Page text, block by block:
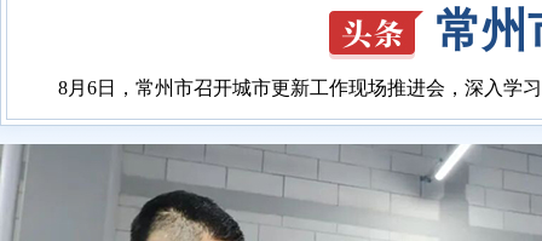
常州
8月6日，常州市召开城市更新工作现场推进会，深入学